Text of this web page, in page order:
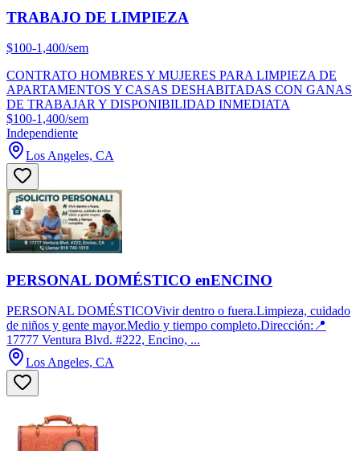
TRABAJO DE LIMPIEZA
$100-1,400/sem
CONTRATO HOMBRES Y MUJERES PARA LIMPIEZA DE
APARTAMENTOS Y CASAS DESHABITADAS CON GANAS
DE TRABAJAR Y DISPONIBILIDAD INMEDIATA
$100-1,400/sem
Independiente
Los Angeles, CA
PERSONAL DOMÉSTICO enENCINO
PERSONAL DOMÉSTICOVivir dentro o fuera.Limpieza, cuidado
de niños y gente mayor.Medio y tiempo completo.Dirección:📍
17777 Ventura Blvd. #222, Encino, ...
Los Angeles, CA